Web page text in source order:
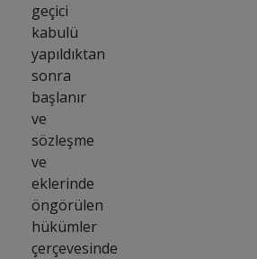
geçici
kabulü
yapıldıktan
sonra
başlanır
ve
sözleşme
ve
eklerinde
öngörülen
hükümler
çerçevesinde